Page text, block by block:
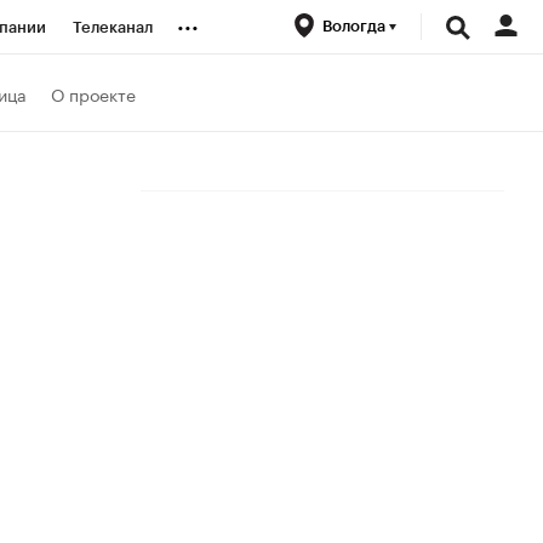
Телеканал ... Вологда
О проекте